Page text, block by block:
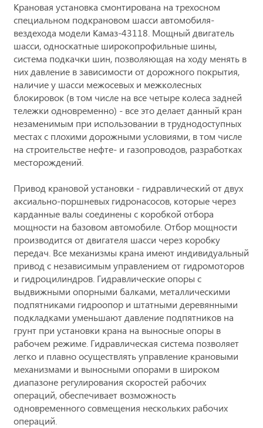
Крановая установка смонтирована на трехосном
специальном подкрановом шасси автомобиля-
вездехода модели Камаз-43118. Мощный двигатель
шасси, односкатные широкопрофильные шины,
система подкачки шин, позволяющая на ходу менять в
них давление в зависимости от дорожного покрытия,
наличие у шасси межосевых и межколесных
блокировок (в том числе на все четыре колеса задней
тележки одновременно) - все это делает данный кран
незаменимым при использовании в труднодоступных
местах с плохими дорожными условиями, в том числе
на строительстве нефте- и газопроводов, разработках
месторождений.
Привод крановой установки - гидравлический от двух
аксиально-поршневых гидронасосов, которые через
карданные валы соединены с коробкой отбора
мощности на базовом автомобиле. Отбор мощности
производится от двигателя шасси через коробку
передач. Все механизмы крана имеют индивидуальный
привод с независимым управлением от гидромоторов
и гидроцилиндров. Гидравлические опоры с
выдвижными опорными балками, металлическими
подпятниками гидроопор и штатными деревянными
подкладками уменьшают давление подпятников на
грунт при установки крана на выносные опоры в
рабочем режиме. Гидравлическая система позволяет
легко и плавно осуществлять управление крановыми
механизмами и выносными опорами в широком
диапазоне регулирования скоростей рабочих
операций, обеспечивает возможность
одновременного совмещения нескольких рабочих
операций.